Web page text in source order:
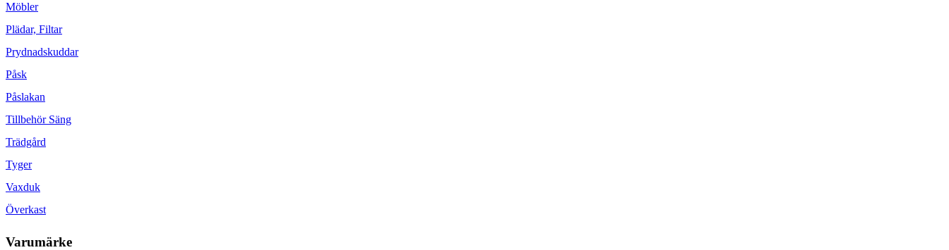
Möbler
Plädar, Filtar
Prydnadskuddar
Påsk
Påslakan
Tillbehör Säng
Trädgård
Tyger
Vaxduk
Överkast
Varumärke